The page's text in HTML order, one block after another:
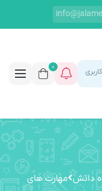
0
دانش مهارت های